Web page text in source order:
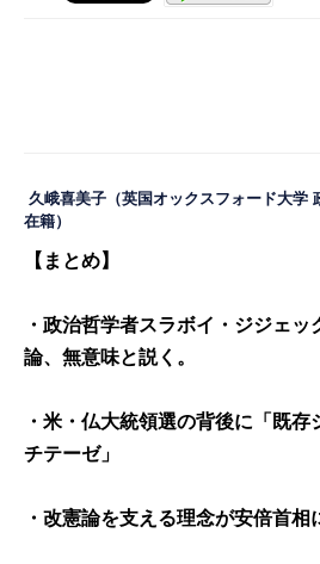
久峨喜美子 （英国オックスフォード大学
在籍）
【まとめ】
・政治哲学者スラボイ・ジジェ
論、無意味と説く。
・米・仏大統領選の背後に「既
チテーゼ」
・改憲論を支える理念が安倍首相